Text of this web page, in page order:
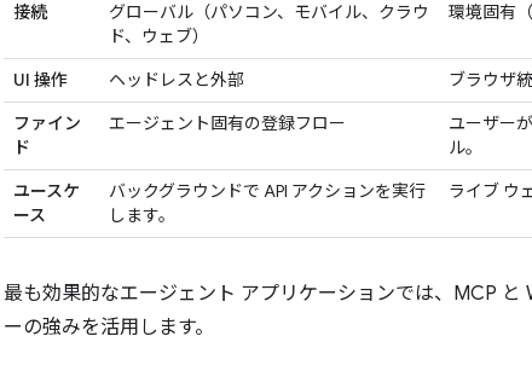
接続
グローバル（パソコン、モバイル、クラウ
ド、ウェブ）
環境固有
UI 操作 ヘッドレスと外部
ブラウザ
ファイン
ド
エージェント固有の登録フロー
ユーザー
ル。
ユースケ
ース
バックグラウンドで API アクションを実行
します。
ライブ ウ
最も効果的なエージェント アプリケーションでは、MCP
ーの強みを活用します。